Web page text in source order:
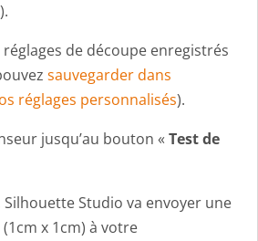
de découpe enregistrés
sauvegarder dans
réglages personnalisés).
jusqu’au bouton « Test de
Silhouette Studio va envoyer une
x 1cm) à votre